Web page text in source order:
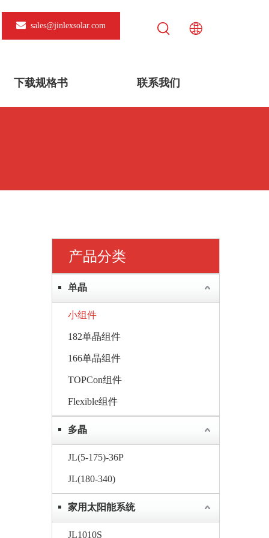
sales@jinlexsolar.com
下载规格书 联系我们
产品分类
单晶
小组件
182单晶组件
166单晶组件
TOPCon组件
Flexible组件
多晶
JL(5-175)-36P
JL(180-340)
家用太阳能系统
JL1010S